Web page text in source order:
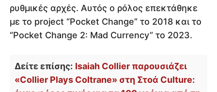
ρυθμικές αρχές. Αυτός ο ρόλος επεκτάθηκε
με το project “Pocket Change” το 2018 και το
“Pocket Change 2: Mad Currency” το 2023.
Δείτε επίσης: Isaiah Collier παρουσιάζει
«Collier Plays Coltrane» στη Στοά Culture: